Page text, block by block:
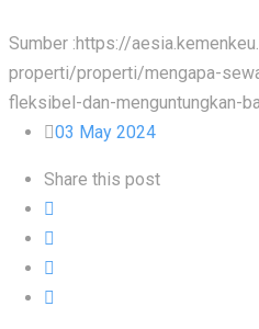
Sumber :https://
properti/properti/mengapa-
fleksibel-dan-menguntungkan-
03 May 2024
Share this post